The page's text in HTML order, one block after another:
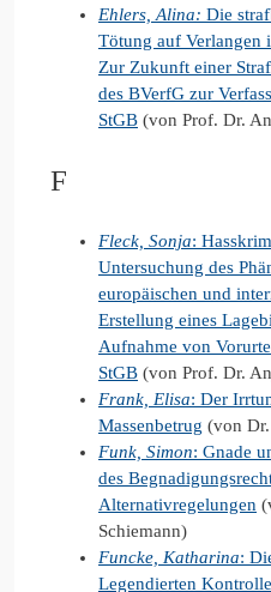
Ehlers, Alina: Die
Tötung auf Verlangen
Zur Zukunft einer
des BVerfG zur
StGB (von Prof. Dr.
F
Fleck, Sonja:
Untersuchung des
europäischen und
Erstellung eines
Aufnahme von
StGB (von Prof. Dr.
Frank, Elisa: Der
Massenbetrug (von
Funk, Simon: Gnade
des
Alternativregelungen
Schiemann)
Funcke, Katharina:
Legendierten